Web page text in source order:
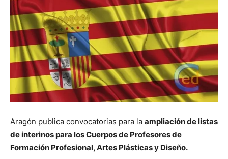
Aragón publica convocatorias para la ampliación de listas
de interinos para los Cuerpos de Profesores de
Formación Profesional, Artes Plásticas y Diseño.